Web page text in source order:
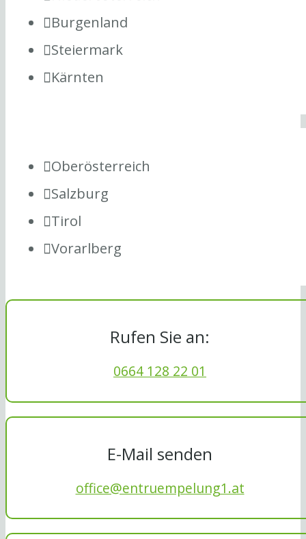
Burgenland
Steiermark
Kärnten
Oberösterreich
Salzburg
Tirol
Vorarlberg
Rufen Sie an:
0664 128 22 01
E-Mail senden
office@entruempelung1.at